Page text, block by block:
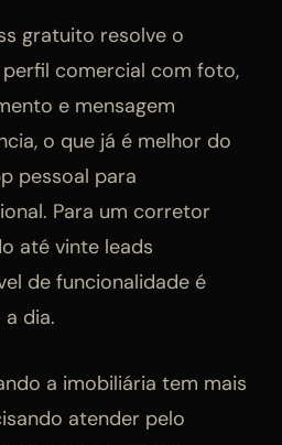
gratuito resolve o
comercial com foto,
e mensagem
o que já é melhor do
pessoal para
Para um corretor
até vinte leads
de funcionalidade é
dia.
a imobiliária tem mais
atender pelo